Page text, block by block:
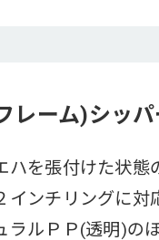
レーム)シッ
ハを張付けた状態
インチリングに対
ラルＰＰ(透明)の